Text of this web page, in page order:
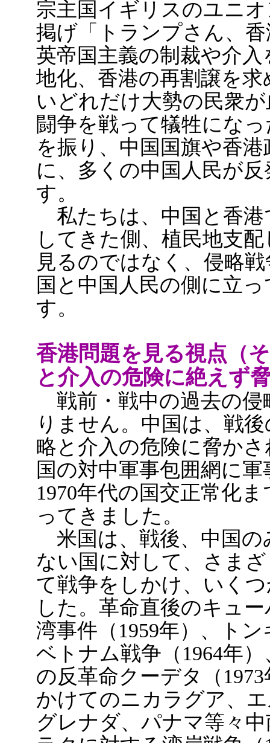
宗主国イギリスのユニ
掲げ「トランプさん、
英帝国主義の制裁や介
地化、香港の再割譲を
いどれだけ大勢の民衆
闘争を戦って犠牲にな
を振り、中国国旗や香
に、多くの中国人民が
す。
私たちは、中国と香港
してきた側、植民地支
見るのではなく、侵略
国と中国人民の側に立
す。
香港問題を見る視点（
と介入の危険に絶えず
戦前・戦中の過去の侵
りません。中国は、戦
略と介入の危険に脅か
国の対中軍事包囲網に
1970年代の国交正常化
ってきました。
米国は、戦後、中国の
ない国に対して、さま
て戦争をしかけ、いく
した。革命直後のキュ
湾事件（1959年）、ト
ベトナム戦争（1964年
の反革命クーデタ（
かけてのニカラグア、
グレナダ、パナマ等々